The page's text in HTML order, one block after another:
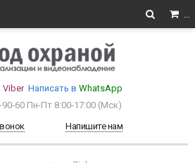
Viber Написать в WhatsApp
90-60 Пн-Пт 8:00-17:00 (Мcк)
Напишите нам